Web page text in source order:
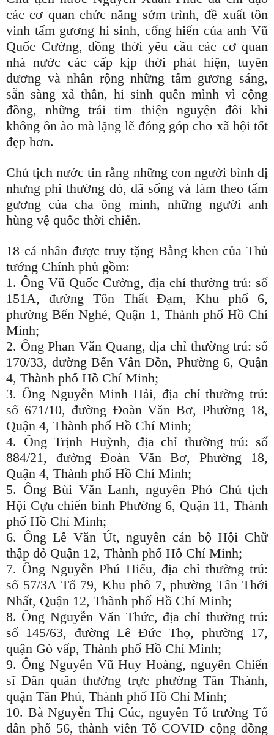
các cơ quan chức năng sớm trình, đề xuất tôn
vinh tấm gương hi sinh, cống hiến của anh Vũ
Quốc Cường, đồng thời yêu cầu các cơ quan
nhà nước các cấp kịp thời phát hiện, tuyên
dương và nhân rộng những tấm gương sáng,
sẵn sàng xả thân, hi sinh quên mình vì cộng
đồng, những trái tim thiện nguyện đôi khi
không ồn ào mà lặng lẽ đóng góp cho xã hội tốt
đẹp hơn.
Chủ tịch nước tin rằng những con người bình dị
nhưng phi thường đó, đã sống và làm theo tấm
gương của cha ông mình, những người anh
hùng vệ quốc thời chiến.
18 cá nhân được truy tặng Bằng khen của Thủ
tướng Chính phủ gồm:
1. Ông Vũ Quốc Cường, địa chỉ thường trú: số
151A, đường Tôn Thất Đạm, Khu phố 6,
phường Bến Nghé, Quận 1, Thành phố Hồ Chí
Minh;
2. Ông Phan Văn Quang, địa chỉ thường trú: số
170/33, đường Bến Vân Đồn, Phường 6, Quận
4, Thành phố Hồ Chí Minh;
3. Ông Nguyễn Minh Hải, địa chỉ thường trú:
số 671/10, đường Đoàn Văn Bơ, Phường 18,
Quận 4, Thành phố Hồ Chí Minh;
4. Ông Trịnh Huỳnh, địa chỉ thường trú: số
884/21, đường Đoàn Văn Bơ, Phường 18,
Quận 4, Thành phố Hồ Chí Minh;
5. Ông Bùi Văn Lanh, nguyên Phó Chủ tịch
Hội Cựu chiến binh Phường 6, Quận 11, Thành
phố Hồ Chí Minh;
6. Ông Lê Văn Út, nguyên cán bộ Hội Chữ
thập đỏ Quận 12, Thành phố Hồ Chí Minh;
7. Ông Nguyễn Phú Hiếu, địa chỉ thường trú:
số 57/3A Tổ 79, Khu phố 7, phường Tân Thới
Nhất, Quận 12, Thành phố Hồ Chí Minh;
8. Ông Nguyễn Văn Thức, địa chỉ thường trú:
số 145/63, đường Lê Đức Thọ, phường 17,
quận Gò vấp, Thành phố Hồ Chí Minh;
9. Ông Nguyễn Vũ Huy Hoàng, nguyên Chiến
sĩ Dân quân thường trực phường Tân Thành,
quận Tân Phú, Thành phố Hồ Chí Minh;
10. Bà Nguyễn Thị Cúc, nguyên Tổ trưởng Tổ
dân phố 56, thành viên Tổ COVID cộng đồng